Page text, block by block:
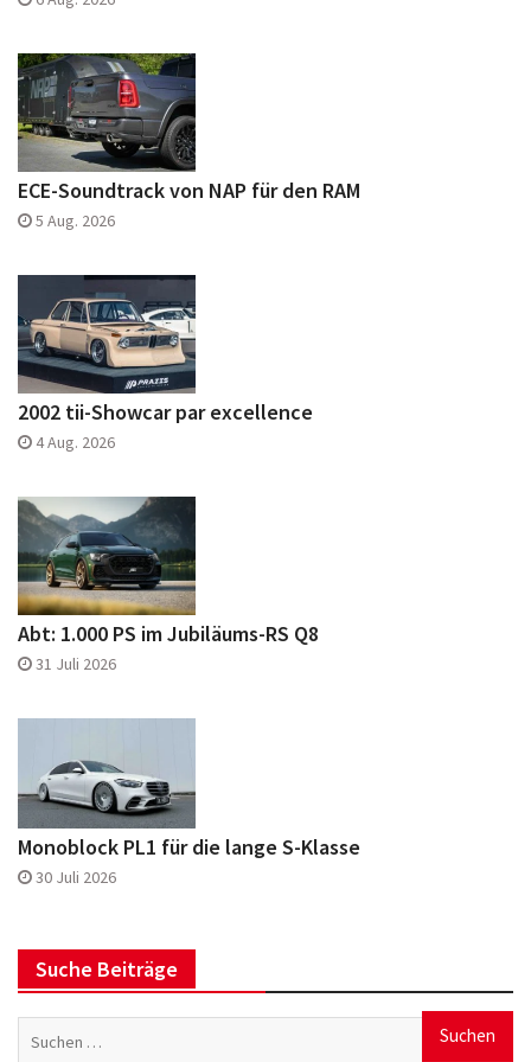
ECE-Soundtrack von NAP für den RAM
5 Aug. 2026
2002 tii-Showcar par excellence
4 Aug. 2026
Abt: 1.000 PS im Jubiläums-RS Q8
31 Juli 2026
Monoblock PL1 für die lange S-Klasse
30 Juli 2026
Suchen